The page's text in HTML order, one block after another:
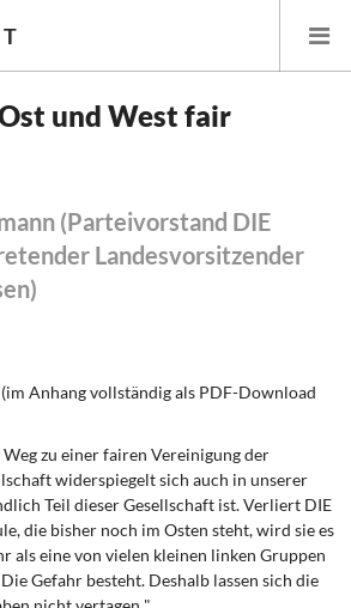
und Finanzpolitik
und West fair
(Parteivorstand DIE
Landesvorsitzender
(im Anhang vollständig als PDF-Download
zu einer fairen Vereinigung der
widerspiegelt sich auch in unserer
Teil dieser Gesellschaft ist. Verliert DIE
die bisher noch im Osten steht, wird sie es
als eine von vielen kleinen linken Gruppen
Gefahr besteht. Deshalb lassen sich die